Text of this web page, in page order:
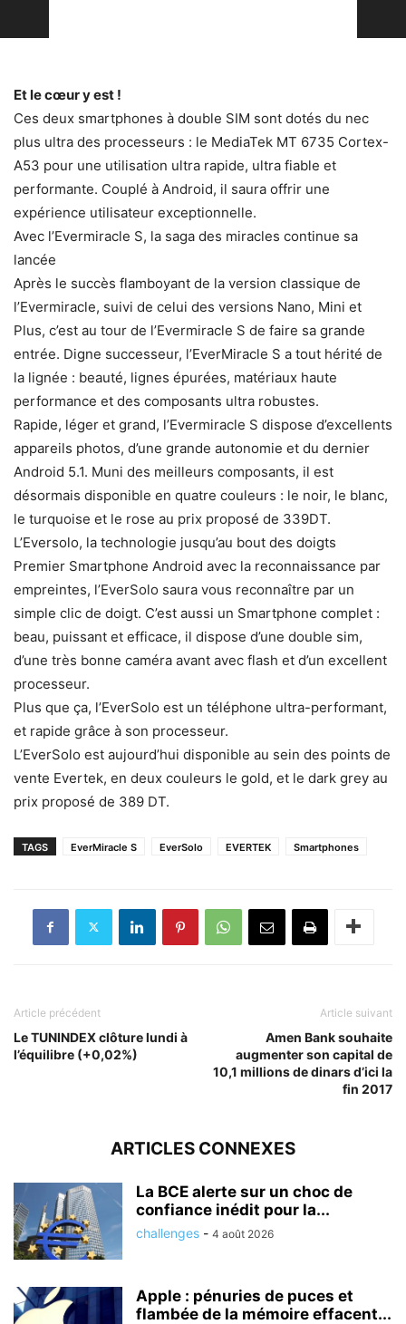
Et le cœur y est !
Ces deux smartphones à double SIM sont dotés du nec
plus ultra des processeurs : le MediaTek MT 6735 Cortex-
A53 pour une utilisation ultra rapide, ultra fiable et
performante. Couplé à Android, il saura offrir une
expérience utilisateur exceptionnelle.
Avec l’Evermiracle S, la saga des miracles continue sa
lancée
Après le succès flamboyant de la version classique de
l’Evermiracle, suivi de celui des versions Nano, Mini et
Plus, c’est au tour de l’Evermiracle S de faire sa grande
entrée. Digne successeur, l’EverMiracle S a tout hérité de
la lignée : beauté, lignes épurées, matériaux haute
performance et des composants ultra robustes.
Rapide, léger et grand, l’Evermiracle S dispose d’excellents
appareils photos, d’une grande autonomie et du dernier
Android 5.1. Muni des meilleurs composants, il est
désormais disponible en quatre couleurs : le noir, le blanc,
le turquoise et le rose au prix proposé de 339DT.
L’Eversolo, la technologie jusqu’au bout des doigts
Premier Smartphone Android avec la reconnaissance par
empreintes, l’EverSolo saura vous reconnaître par un
simple clic de doigt. C’est aussi un Smartphone complet :
beau, puissant et efficace, il dispose d’une double sim,
d’une très bonne caméra avant avec flash et d’un excellent
processeur.
Plus que ça, l’EverSolo est un téléphone ultra-performant,
et rapide grâce à son processeur.
L’EverSolo est aujourd’hui disponible au sein des points de
vente Evertek, en deux couleurs le gold, et le dark grey au
prix proposé de 389 DT.
TAGS EverMiracle S EverSolo EVERTEK Smartphones
Article précédent
Le TUNINDEX clôture lundi à
l’équilibre (+0,02%)
Article suivant
Amen Bank souhaite
augmenter son capital de
10,1 millions de dinars d’ici la
fin 2017
ARTICLES CONNEXES
La BCE alerte sur un choc de
confiance inédit pour la...
challenges - 4 août 2026
Apple : pénuries de puces et
flambée de la mémoire effacent...